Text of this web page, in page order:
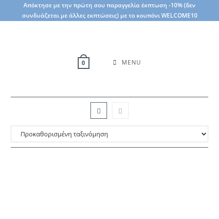
Απόκτησε με την πρώτη σου παραγγελία έκπτωση -10% (δεν
συνδυάζεται με άλλες εκπτώσεις) με το κουπόνι WELCOME10
0 MENU